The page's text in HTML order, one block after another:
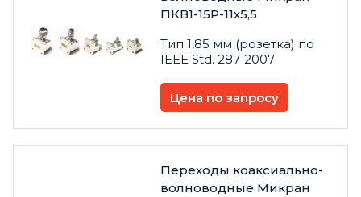
ПКВ1-15Р-11х5,5
Тип 1,85 мм (розетка) по
IEEE Std. 287-2007
Цена по запросу
Переходы коаксиально-
волноводные Микран